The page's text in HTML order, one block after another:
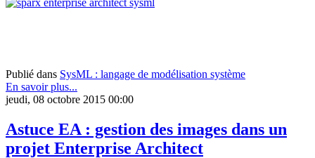
Publié dans SysML : langage de modélisation système
En savoir plus...
jeudi, 08 octobre 2015 00:00
Astuce EA : gestion des images dans un
projet Enterprise Architect